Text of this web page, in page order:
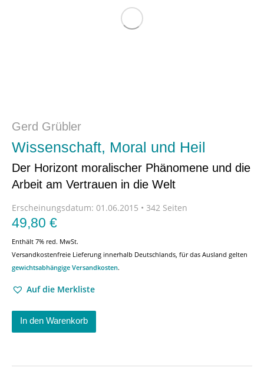
Gerd Grübler
Wissenschaft, Moral und Heil
Der Horizont moralischer Phänomene und die
Arbeit am Vertrauen in die Welt
Erscheinungsdatum: 01.06.2015 • 342 Seiten
49,80 €
Enthält 7% red. MwSt.
Versandkostenfreie Lieferung innerhalb Deutschlands, für das Ausland gelten
gewichtsabhängige Versandkosten.
Auf die Merkliste
In den Warenkorb